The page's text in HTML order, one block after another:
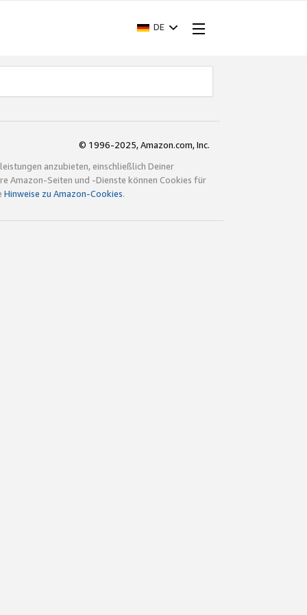
DE
© 1996-2025, Amazon.com, Inc.
anzubieten, einschließlich Deiner
Amazon-Seiten und -Dienste können Cookies für
Hinweise zu Amazon-Cookies.